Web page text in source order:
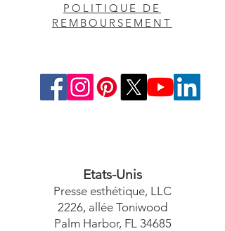
POLITIQUE DE
REMBOURSEMENT
Etats-Unis
Presse esthétique, LLC
2226, allée Toniwood
Palm Harbor, FL 34685